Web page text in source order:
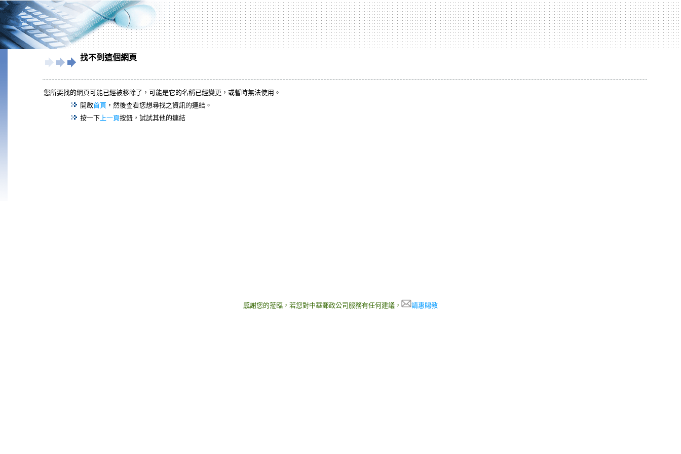
找不到這個網頁
您所要找的網頁可能已經被移除了，可能是它的名稱已經變更，或暫時無法使用。
開啟首頁 ，然後查看您想尋找之資訊的連結。
按一下上一頁按鈕，試試其他的連結
感謝您的蒞臨，若您對中華郵政公司服務有任何建議， 請惠賜教